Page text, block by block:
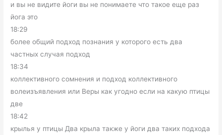
и вы не видите йоги вы не понимаете что такое еще раз
йога это
18:29
более общий подход познания у которого есть два
частных случая подход
18:34
коллективного сомнения и подход коллективного
волеизъявления или Веры как угодно если на какую птицы
две
18:42
крылья у птицы Два крыла также у йоги два таких подхода